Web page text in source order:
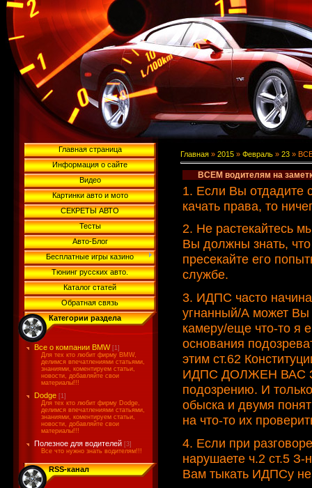
Главная страница
Информация о сайте
Видео
Картинки авто и мото
СЕКРЕТЫ АВТО
Тесты
Авто-Блог
Бесплатные игры казино
Тюнинг русских авто.
Каталог статей
Обратная связь
Категории раздела
Все о компании BMW [1]
Для тех кто любит фирму BMW,
делимся впечатлениями статьями,
знаниями, коментируем статьи,
новости, добавляйте свои
материалы!!!
Dodge [1]
Для тех кто любит фирму Dodge,
делимся впечатлениями статьями,
знаниями, коментируем статьи,
новости, добавляйте свои
материалы!!!
Полезное для водителей [3]
Все что нужно знать водителям!!!
RSS-канал
Главная » 2015 » Февраль » 23 »
ВСЕМ водителям на
1. Если Вы отдадите
качать права, то
2. Не растекайтесь
Вы должны знать,
пресекайте его
службе.
3. ИДПС часто
угнанный/А может Вы
камеру/еще что-то я
основания
этим ст.62
ИДПС ДОЛЖЕН ВАС
подозрению. И
обыска и двумя
на что-то их
4. Если при
нарушаете ч.2 ст.5 З-
Вам тыкать ИДПСу